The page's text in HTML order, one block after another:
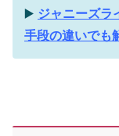
▶️ ジャニーズラ
手段の違いでも